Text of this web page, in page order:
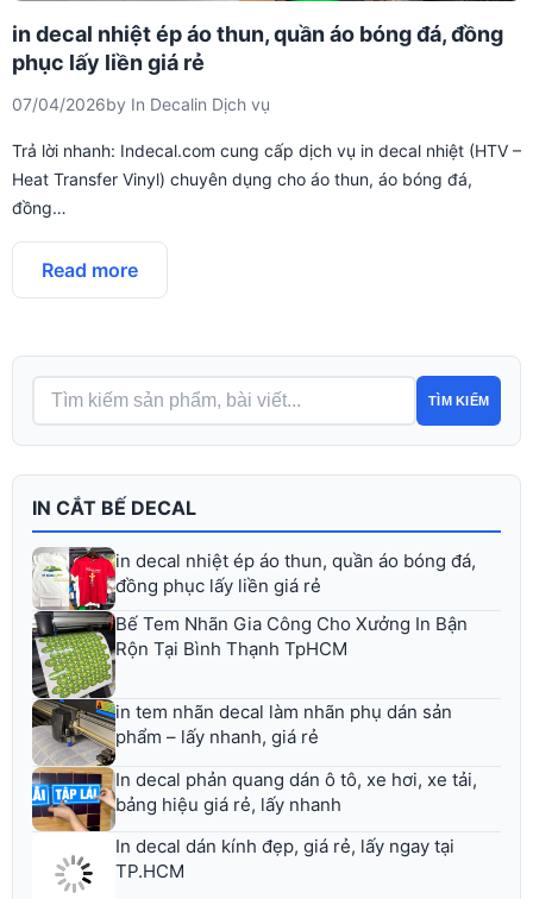
in decal nhiệt ép áo thun, quần áo bóng đá, đồng
phục lấy liền giá rẻ
07/04/2026by In Decalin Dịch vụ
Trả lời nhanh: Indecal.com cung cấp dịch vụ in decal nhiệt (HTV –
Heat Transfer Vinyl) chuyên dụng cho áo thun, áo bóng đá,
đồng…
Read more
TÌM KIẾM
IN CẮT BẾ DECAL
in decal nhiệt ép áo thun, quần áo bóng đá,
đồng phục lấy liền giá rẻ
Bế Tem Nhãn Gia Công Cho Xưởng In Bận
Rộn Tại Bình Thạnh TpHCM
in tem nhãn decal làm nhãn phụ dán sản
phẩm – lấy nhanh, giá rẻ
In decal phản quang dán ô tô, xe hơi, xe tải,
bảng hiệu giá rẻ, lấy nhanh
In decal dán kính đẹp, giá rẻ, lấy ngay tại
TP.HCM